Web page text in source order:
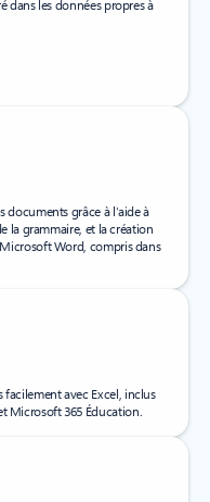
dans les données propres à
grâce à l’aide à
la grammaire, et la création
Word, compris dans
avec Excel, inclus
Microsoft 365 Éducation.